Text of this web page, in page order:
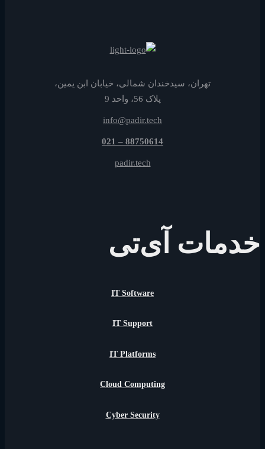
تهران، سیدخندان شمالی، خیابان ابن یمین،
پلاک 56، واحد 9
info@padir.tech
88750614 – 021
padir.tech
خدمات آی‌تی
IT Software
IT Support
IT Platforms
Cloud Computing
Cyber Security